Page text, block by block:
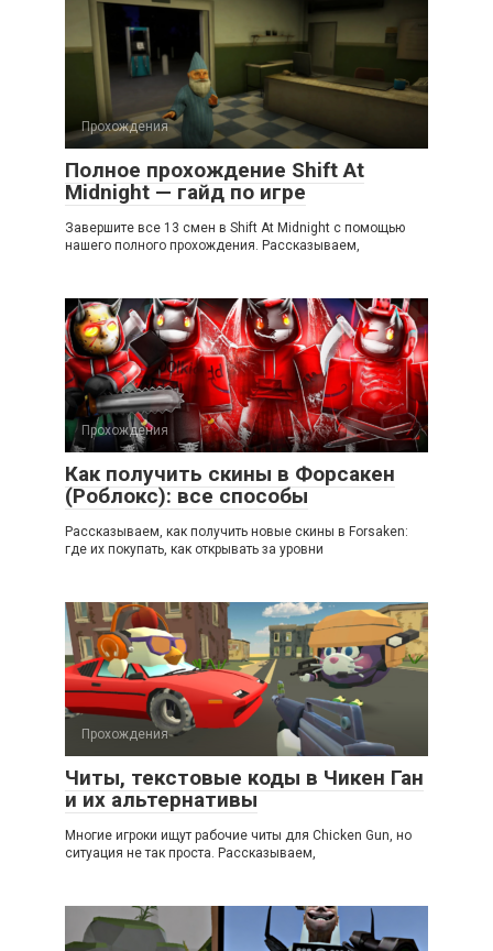
Прохождения
Полное прохождение Shift At
Midnight — гайд по игре
Завершите все 13 смен в Shift At Midnight с помощью
нашего полного прохождения. Рассказываем,
Прохождения
Как получить скины в Форсакен
(Роблокс): все способы
Рассказываем, как получить новые скины в Forsaken:
где их покупать, как открывать за уровни
Прохождения
Читы, текстовые коды в Чикен Ган
и их альтернативы
Многие игроки ищут рабочие читы для Chicken Gun, но
ситуация не так проста. Рассказываем,